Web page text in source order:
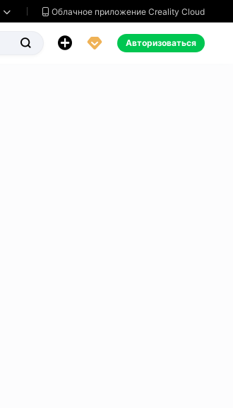
  Облачное приложение Creality Cloud
   Авторизоваться